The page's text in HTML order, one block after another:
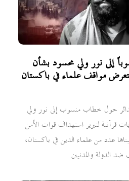
إلى نور ولي محسود بشأن
مواقف علماء في باكستان
حول خطاب منسوب إلى نور ولي
قرآنية لتبرير استهداف قوات الأمن
عدد من علماء الدين في باكستان،